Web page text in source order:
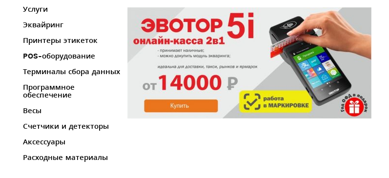
Услуги
Эквайринг
Принтеры этикеток
POS-оборудование
Терминалы сбора данных
Программное
обеспечение
Весы
Счетчики и детекторы
Аксессуары
Расходные материалы